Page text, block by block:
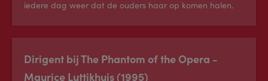
iedere dag weer dat de ouders haar op komen halen.
Dirigent bij The Phantom of the Opera -
Maurice Luttikhuis (1995)